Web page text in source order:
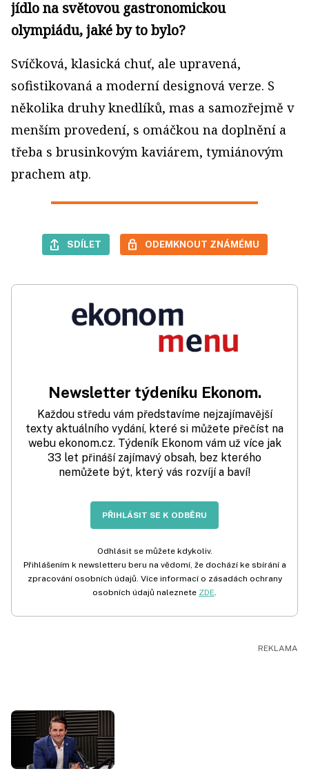
jídlo na světovou gastronomickou
olympiádu, jaké by to bylo?
Svíčková, klasická chuť, ale upravená,
sofistikovaná a moderní designová verze. S
několika druhy knedlíků, mas a samozřejmě v
menším provedení, s omáčkou na doplnění a
třeba s brusinkovým kaviárem, tymiánovým
prachem atp.
SDÍLET ODEMKNOUT ZNÁMÉMU
Newsletter týdeníku Ekonom.
Každou středu vám představíme nejzajímavější
texty aktuálního vydání, které si můžete přečíst na
webu ekonom.cz. Týdeník Ekonom vám už více jak
33 let přináší zajímavý obsah, bez kterého
nemůžete být, který vás rozvíjí a baví!
PŘIHLÁSIT SE K ODBĚRU
Odhlásit se můžete kdykoliv.
Přihlášením k newsletteru beru na vědomí, že dochází ke sbírání a
zpracování osobních údajů. Více informací o zásadách ochrany
osobních údajů naleznete ZDE.